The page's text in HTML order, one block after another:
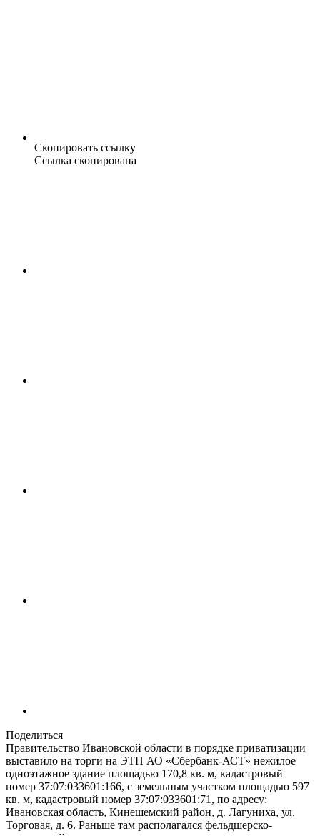
Скопировать ссылку
Ссылка скопирована
Поделиться
Правительство Ивановской области в порядке приватизации
выставило на торги на ЭТП АО «Сбербанк-АСТ» нежилое
одноэтажное здание площадью 170,8 кв. м, кадастровый
номер 37:07:033601:166, с земельным участком площадью 597
кв. м, кадастровый номер 37:07:033601:71, по адресу:
Ивановская область, Кинешемский район, д. Лагуниха, ул.
Торговая, д. 6. Раньше там располагался фельдшерско-